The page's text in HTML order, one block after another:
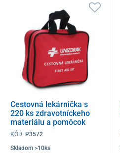
Cestovná lekárnička s
220 ks zdravotníckeho
materiálu a pomôcok
KÓD: P3572
Skladom >10ks